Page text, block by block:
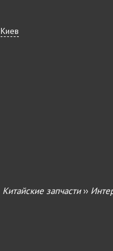
Киев
Китайские запчасти››